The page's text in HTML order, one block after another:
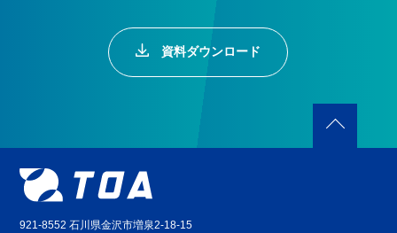
資料ダウンロード
921-8552 石川県金沢市増泉2-18-15